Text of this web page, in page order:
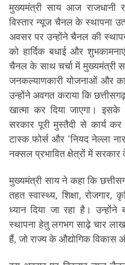
मुख्यमंत्री साय आज राजधानी
विस्तार न्यूज चैनल के स्थापना
अवसर पर उन्होंने चैनल की
को हार्दिक बधाई और
चैनल के साथ चर्चा में मुख्यमंत्री
जनकल्याणकारी योजनाओं और
उन्होंने अवगत कराया कि
खात्मा कर दिया जाएगा।
सरकार पूरी मुस्तैदी से कार्य
टास्क फोर्स और 'नियद नेल्ला
नक्सल प्रभावित क्षेत्रों में
मुख्यमंत्री साय ने कहा कि
तहत स्वास्थ्य, शिक्षा, रोजगार,
ध्यान दिया जा रहा है। उन्होंने
स्थापना हेतु लगभग साढ़े चार
हैं, जो राज्य के औद्योगिक विकास